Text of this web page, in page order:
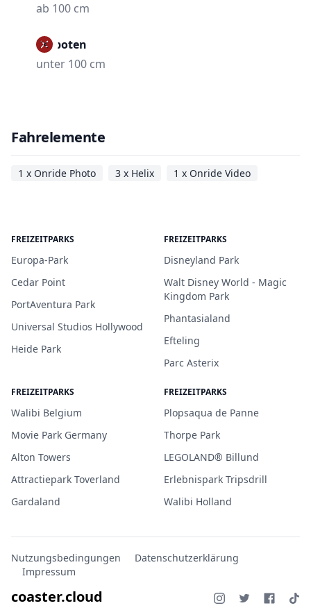
ab 100 cm
Verboten
unter 100 cm
Fahrelemente
1 x Onride Photo 3 x Helix 1 x Onride Video
FREIZEITPARKS
Europa-Park
Cedar Point
PortAventura Park
Universal Studios Hollywood
Heide Park
FREIZEITPARKS
Disneyland Park
Walt Disney World - Magic
Kingdom Park
Phantasialand
Efteling
Parc Asterix
FREIZEITPARKS
Walibi Belgium
Movie Park Germany
Alton Towers
Attractiepark Toverland
Gardaland
FREIZEITPARKS
Plopsaqua de Panne
Thorpe Park
LEGOLAND® Billund
Erlebnispark Tripsdrill
Walibi Holland
Nutzungsbedingungen
Datenschutzerklärung
Impressum
coaster.cloud